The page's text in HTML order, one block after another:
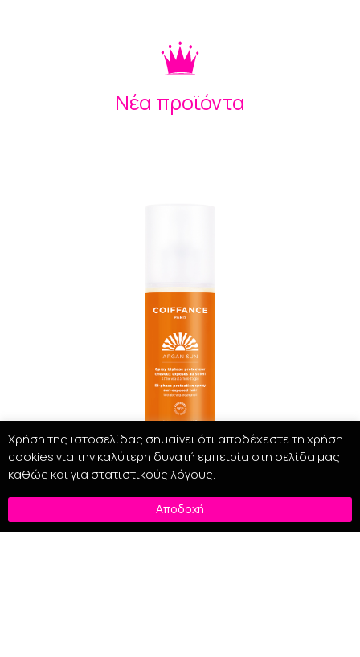
Νέα προϊόντα
Coiffance Argan Sun Bi-Phase Hair Protection 150ml
Χρήση της ιστοσελίδας σημαίνει ότι αποδέχεστε τη χρήση
cookies για την καλύτερη δυνατή εμπειρία στη σελίδα μας
καθώς και για στατιστικούς λόγους.
Αποδοχή